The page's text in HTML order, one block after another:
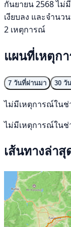
กันยายน 2568 ไม่
เงียบลง และจำน
2 เหตุการณ์
แผนที่เหตุก
7 วันที่ผ่านมา 30 วั
ไม่มีเหตุการณ์ในช่
ไม่มีเหตุการณ์ในช่
เส้นทางล่า